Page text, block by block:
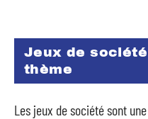
Jeux de
thème
Les jeux de société sont